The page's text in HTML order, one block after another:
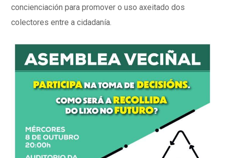
concienciación para promover o uso axeitado dos
colectores entre a cidadanía.